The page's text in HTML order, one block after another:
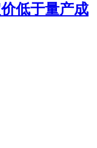
低于量产成